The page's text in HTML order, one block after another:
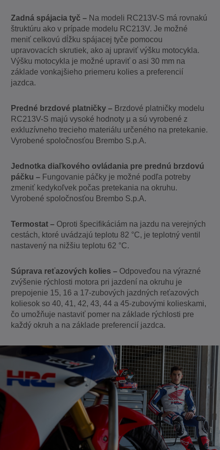
Zadná spájacia tyč – Na modeli RC213V-S má rovnakú
štruktúru ako v prípade modelu RC213V. Je možné
meniť celkovú dĺžku spájacej tyče pomocou
upravovacích skrutiek, ako aj upraviť výšku motocykla.
Výšku motocykla je možné upraviť o asi 30 mm na
základe vonkajšieho priemeru kolies a preferencií
jazdca.
Predné brzdové platničky – Brzdové platničky modelu
RC213V-S majú vysoké hodnoty μ a sú vyrobené z
exkluzívneho trecieho materiálu určeného na pretekanie.
Vyrobené spoločnosťou Brembo S.p.A.
Jednotka diaľkového ovládania pre prednú brzdovú
páčku – Fungovanie páčky je možné podľa potreby
zmeniť kedykoľvek počas pretekania na okruhu.
Vyrobené spoločnosťou Brembo S.p.A.
Termostat – Oproti špecifikáciám na jazdu na verejných
cestách, ktoré uvádzajú teplotu 82 °C, je teplotný ventil
nastavený na nižšiu teplotu 62 °C.
Súprava reťazových kolies – Odpoveďou na výrazné
zvýšenie rýchlosti motora pri jazdení na okruhu je
prepojenie 15, 16 a 17-zubových jazdných reťazových
koliesok so 40, 41, 42, 43, 44 a 45-zubovými kolieskami,
čo umožňuje nastaviť pomer na základe rýchlosti pre
každý okruh a na základe preferencií jazdca.